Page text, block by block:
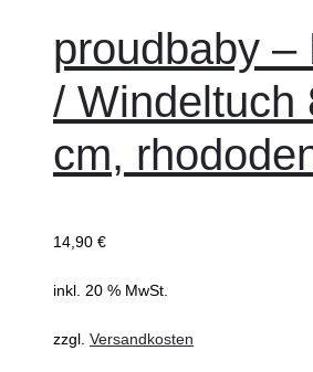
proudbaby –
/ Windeltuch
cm,
14,90 €
inkl. 20 % MwSt.
zzgl. Versandkosten